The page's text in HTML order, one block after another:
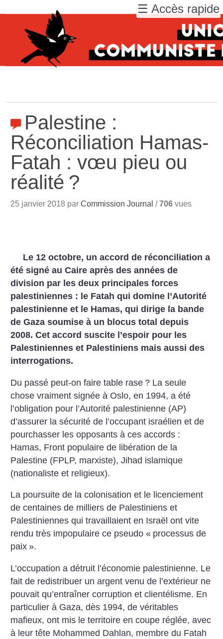
Palestine :
Réconciliation Hamas-
Fatah : vœu pieu ou
réalité ?
25 janvier 2018 parCommission Journal /706 vues
Le 12 octobre, un accord de réconciliation a
été signé au Caire après des années de
division par les deux principales forces
palestiniennes : le Fatah qui domine l’Autorité
palestinienne et le Hamas, qui dirige la bande
de Gaza soumise à un blocus total depuis
2008. Cet accord suscite l’espoir pour les
Palestiniennes et Palestiniens mais aussi des
interrogations.
Du passé peut-on faire table rase ? La seule
chose vraiment signée à Oslo, en 1994, a été
l’obligation pour l’Autorité palestinienne (AP)
d’assurer la sécurité de l’occupant israélien et de
pourchasser les opposants à ces accords :
Hamas, Front populaire de libération de la
Palestine (FPLP, marxiste), Jihad islamique
(nationaliste et religieux).
La poursuite de la colonisation et le licenciement
de centaines de milliers de Palestiniens et
Palestiniennes qui travaillaient en Israël ont vite
rendu très impopulaire ce pseudo « processus de
paix ».
L’occupation a détruit l’économie palestinienne. Le
fait de redistribuer un argent venu de l’extérieur ne
pouvait qu’entraîner corruption et clientélisme. En
particulier à Gaza, dès 1994, de véritables
mafieux, ont mis le territoire en coupe réglée, avec
à leur tête Mohammed Dahlan, membre du Fatah
☰ Accès rapide